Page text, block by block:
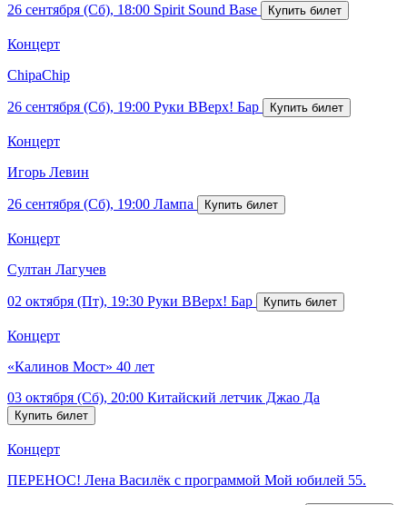
26 сентября (Сб), 18:00 Spirit Sound Base
Концерт
ChipaChip
26 сентября (Сб), 19:00 Руки ВВерх! Бар
Концерт
Игорь Левин
26 сентября (Сб), 19:00 Лампа
Концерт
Султан Лагучев
02 октября (Пт), 19:30 Руки ВВерх! Бар
Концерт
«Калинов Мост» 40 лет
03 октября (Сб), 20:00 Китайский летчик Джао Да
Концерт
ПЕРЕНОС! Лена Василёк с программой Мой юбилей 55.